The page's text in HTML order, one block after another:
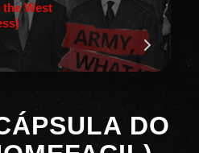
West
DO